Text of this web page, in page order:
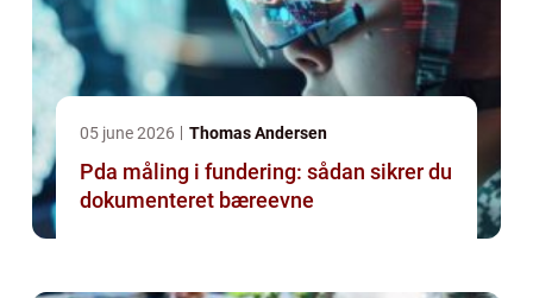
05 june 2026 Thomas Andersen
Pda måling i fundering: sådan sikrer du
dokumenteret bæreevne